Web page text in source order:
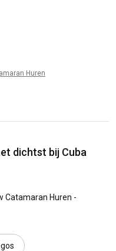
Huren
dichtst bij Cuba
Catamaran Huren -